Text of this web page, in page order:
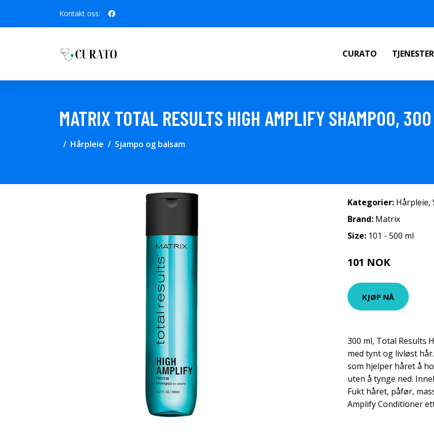
Kontakt oss:
CURATO TJENESTER
MATRIX TOTAL RESULTS HIGH AMPLIFY SHAMPOO,
Hårpleie Sjampo og balsam
Kategorier: Hårpleie,
Brand: Matrix
Size: 101 - 500 ml
101 NOK
KJØP NÅ
300 ml, Total Results
med tynt og livløst
som hjelper håret å
uten å tynge ned.
Fukt håret, påfør,
Amplify Conditioner